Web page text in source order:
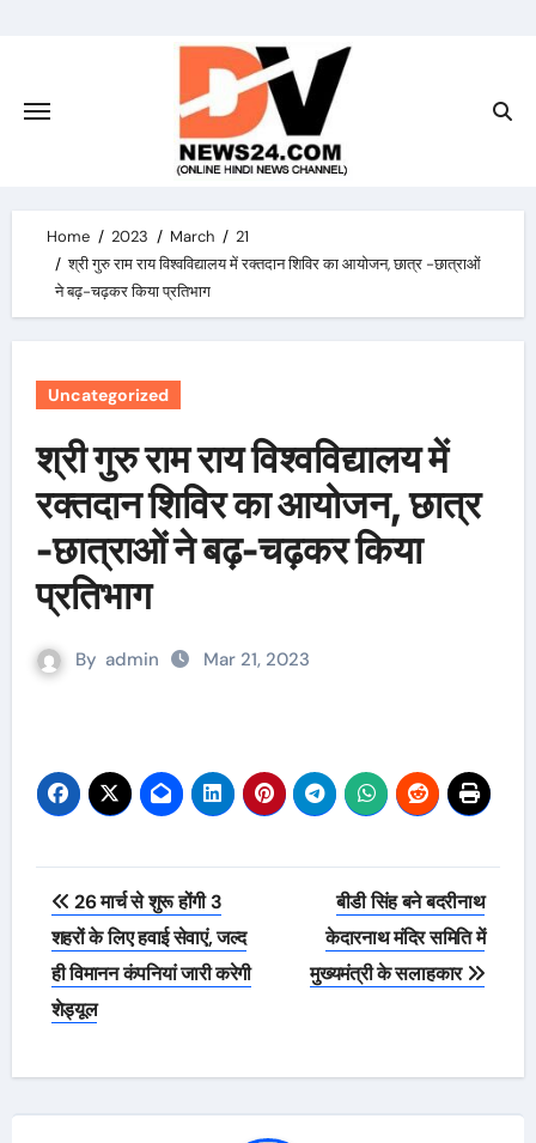
Home 2023 March
21
श्री गुरु राम राय विश्वविद्यालय में रक्तदान शिविर का आयोजन, छात्र -छात्राओं
ने बढ़-चढ़कर किया प्रतिभाग
Uncategorized
श्री गुरु राम राय विश्वविद्यालय में
रक्तदान शिविर का आयोजन, छात्र
-छात्राओं ने बढ़-चढ़कर किया
प्रतिभाग
By admin Mar 21, 2023
Post
navigation
26 मार्च से शुरू होंगी 3
शहरों के लिए हवाई सेवाएं, जल्द
ही विमानन कंपनियां जारी करेगी
शेड्यूल
बीडी सिंह बने बदरीनाथ
केदारनाथ मंदिर समिति में
मुख्यमंत्री के सलाहकार